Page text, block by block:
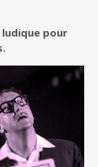
pour